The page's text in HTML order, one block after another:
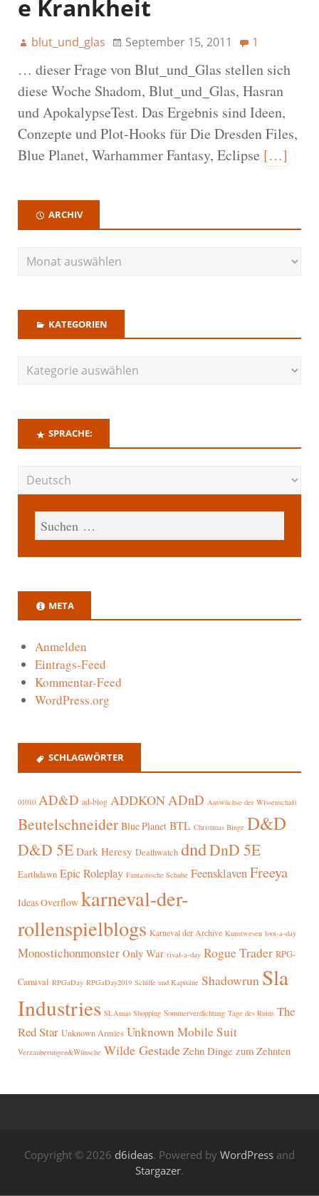
e Krankheit
blut_und_glas September 15, 2011 1
… dieser Frage von Blut_und_Glas stellen sich
diese Woche Shadom, Blut_und_Glas, Hasran
und ApokalypseTest. Das Ergebnis sind Ideen,
Conzepte und Plot-Hooks für Die Dresden Files,
Blue Planet, Warhammer Fantasy, Eclipse […]
ARCHIV
KATEGORIEN
SPRACHE:
META
Anmelden
Eintrags-Feed
Kommentar-Feed
WordPress.org
SCHLAGWÖRTER
01010 AD&D ad-blog ADDKON ADnD Auswüchse der Wissenschaft
Beutelschneider Blue Planet BTL Christmas Binge D&D
D&D 5E Dark Heresy Deathwatch dndDnD 5E
Earthdawn Epic Roleplay Fantastische Schuhe FeensklavenFreeya
Ideas Overflow karneval-der-
rollenspielblogs Karneval der Archive Kunstwesen loot-a-day
Monostichonmonster Only War rival-a-day Rogue Trader RPG-
Carnival RPGaDay RPGaDay2019 Schiffe und Kapitäne Shadowrun Sla
Industries SLAmas Shopping Sommerverdichtung Tage des Ruins The
Red Star Unknown Armies Unknown Mobile Suit
Verzauberungen&Wünsche Wilde Gestade Zehn Dinge zum Zehnten
Copyright © 2026 d6ideas. Powered by WordPress and
Stargazer.